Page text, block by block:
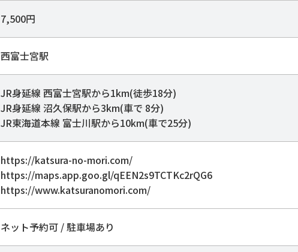
7,500円
西富士宮駅
JR身延線 西富士宮駅から1km(徒歩18分)
JR身延線 沼久保駅から3km(車で 8分)
JR東海道本線 富士川駅から10km(車で25分)
https://katsura-no-mori.com/
https://maps.app.goo.gl/qEEN2s9TCTKc2rQG6
https://www.katsuranomori.com/
ネット予約可 / 駐車場あり